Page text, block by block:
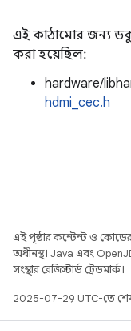
এই কাঠামোর জন্য
করা হয়েছিল:
hardware/
hdmi_cec.h
এই পৃষ্ঠার কন্টেন্ট ও
অধীনস্থ। Java এবং
সংস্থার রেজিস্টার্ড ট্রেডমার্ক।
2025-07-29 UTC-তে